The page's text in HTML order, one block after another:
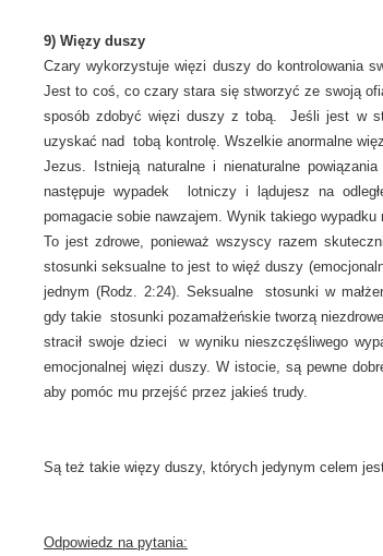
9) Więzy duszy
Czary wykorzystuje więzi duszy do kontrolowania
Jest to coś, co czary stara się stworzyć ze swoją
sposób zdobyć więzi duszy z tobą. Jeśli jest w
uzyskać nad tobą kontrolę. Wszelkie anormalne
Jezus. Istnieją naturalne i nienaturalne
następuje wypadek lotniczy i lądujesz na
pomagacie sobie nawzajem. Wynik takiego
To jest zdrowe, ponieważ wszyscy razem
stosunki seksualne to jest to więź duszy
jednym (Rodz. 2:24). Seksualne stosunki w
gdy takie stosunki pozamałżeńskie tworzą
stracił swoje dzieci w wyniku nieszczęśliwego
emocjonalnej więzi duszy. W istocie, są pewne
aby pomóc mu przejść przez jakieś trudy.
Są też takie więzy duszy, których jedynym celem
Odpowiedz na pytania: